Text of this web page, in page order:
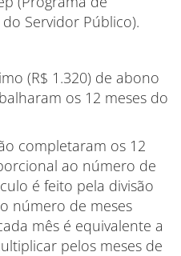
Servidor Público).
(R$ 1.320) de abono
os 12 meses do
completaram os 12
ao número de
é feito pela divisão
número de meses
mês é equivalente a
pelos meses de